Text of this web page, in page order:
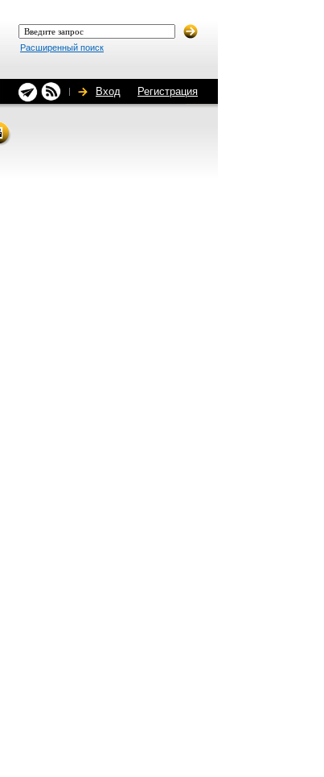
Расширенный поиск
Вход Регистрация